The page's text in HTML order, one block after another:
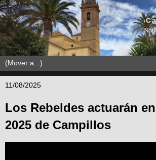
11/08/2025
Los Rebeldes actuarán
2025 de Campillos